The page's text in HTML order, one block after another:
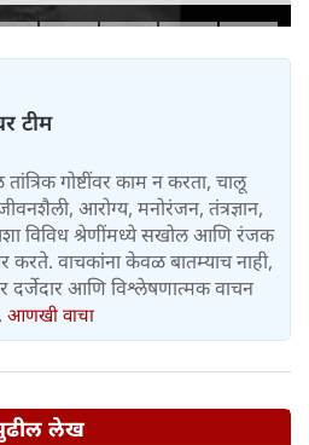
टीम
गोष्टींवर काम न करता, चालू
आरोग्य, मनोरंजन, तंत्रज्ञान,
विविध श्रेणींमध्ये सखोल आणि रंजक
करते. वाचकांना केवळ बातम्याच नाही,
दर्जेदार आणि विश्लेषणात्मक वाचन
आणखी वाचा
लेख